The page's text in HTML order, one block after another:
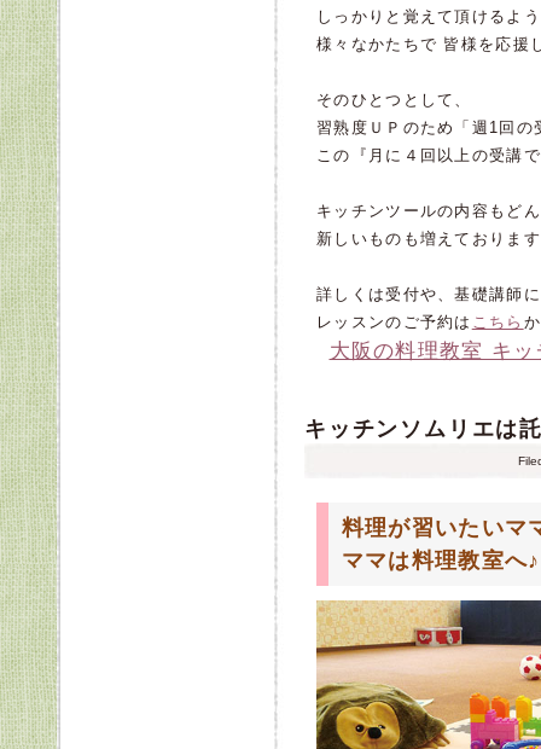
しっかりと覚えて頂けるよ
様々なかたちで 皆様を応援
そのひとつとして、
習熟度ＵＰのため「週1回
この『月に４回以上の受講
キッチンツールの内容もど
新しいものも増えておりま
詳しくは受付や、基礎講師
レッスンのご予約は こちら
大阪の料理教室 キ
キッチンソムリエは
料理が習いたいマ
ママは料理教室へ